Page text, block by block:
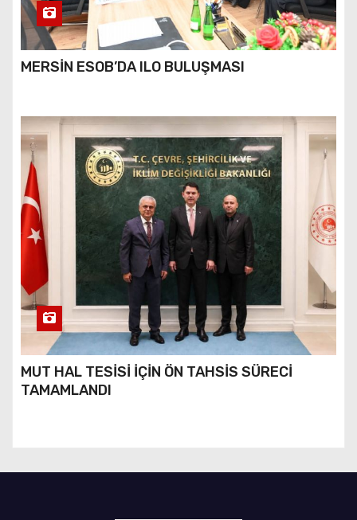
MERSİN ESOB’DA ILO BULUŞMASI
MUT HAL TESİSİ İÇİN ÖN TAHSİS SÜRECİ
TAMAMLANDI